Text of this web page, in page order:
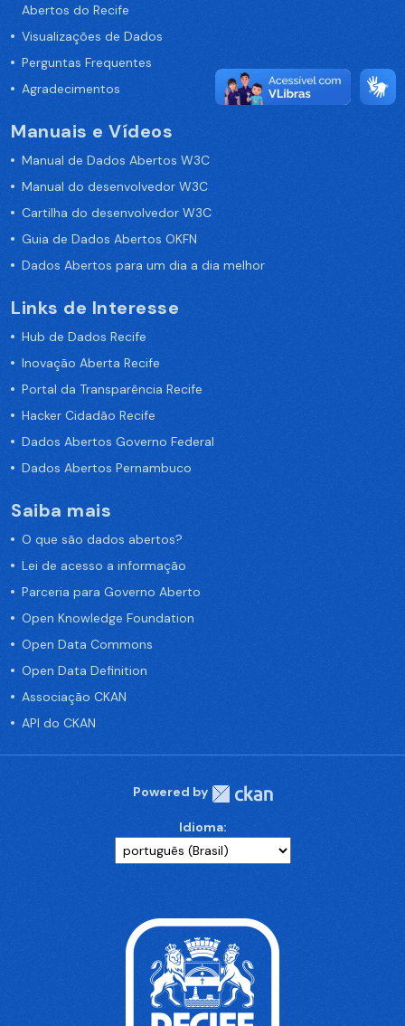
Abertos do Recife
Visualizações de Dados
Perguntas Frequentes
Agradecimentos
Manuais e Vídeos
Manual de Dados Abertos W3C
Manual do desenvolvedor W3C
Cartilha do desenvolvedor W3C
Guia de Dados Abertos OKFN
Dados Abertos para um dia a dia melhor
Links de Interesse
Hub de Dados Recife
Inovação Aberta Recife
Portal da Transparência Recife
Hacker Cidadão Recife
Dados Abertos Governo Federal
Dados Abertos Pernambuco
Saiba mais
O que são dados abertos?
Lei de acesso a informação
Parceria para Governo Aberto
Open Knowledge Foundation
Open Data Commons
Open Data Definition
Associação CKAN
API do CKAN
Powered by
Idioma